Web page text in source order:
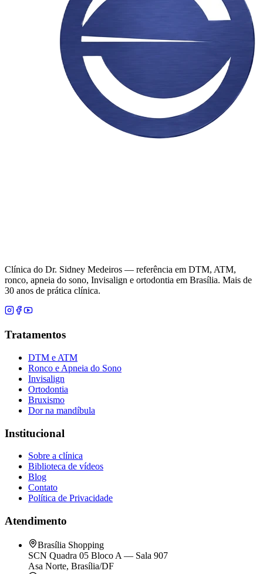
Clínica do Dr. Sidney Medeiros — referência em DTM, ATM,
ronco, apneia do sono, Invisalign e ortodontia em Brasília. Mais de
30 anos de prática clínica.
Tratamentos
DTM e ATM
Ronco e Apneia do Sono
Invisalign
Ortodontia
Bruxismo
Dor na mandíbula
Institucional
Sobre a clínica
Biblioteca de vídeos
Blog
Contato
Política de Privacidade
Atendimento
Brasília Shopping
SCN Quadra 05 Bloco A — Sala 907
Asa Norte, Brasília/DF